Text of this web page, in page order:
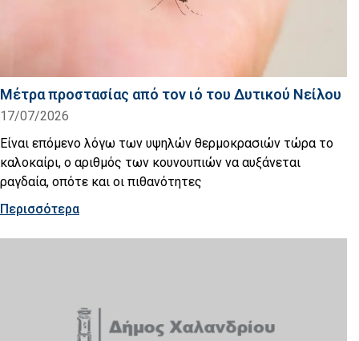
Μέτρα προστασίας από τον ιό του Δυτικού Νείλου
17/07/2026
Είναι επόμενο λόγω των υψηλών θερμοκρασιών τώρα το
καλοκαίρι, ο αριθμός των κουνουπιών να αυξάνεται
ραγδαία, οπότε και οι πιθανότητες
Περισσότερα